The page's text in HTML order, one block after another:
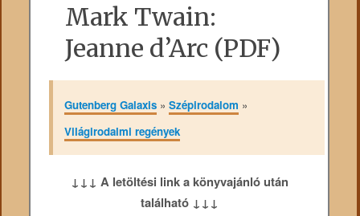
Mark Twain:
Jeanne d’Arc (PDF)
Gutenberg Galaxis» Szépirodalom »
Világirodalmi regények
↓↓↓ A letöltési link a könyvajánló után
található ↓↓↓